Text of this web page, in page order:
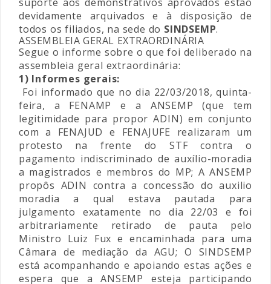
devidamente arquivados e à disposição de
todos os filiados, na sede do SINDSEMP.
ASSEMBLEIA GERAL EXTRAORDINÁRIA
Segue o informe sobre o que foi deliberado na
assembleia geral extraordinária:
1) Informes gerais:
Foi informado que no dia 22/03/2018, quinta-
feira, a FENAMP e a ANSEMP (que tem
legitimidade para propor ADIN) em conjunto
com a FENAJUD e FENAJUFE realizaram um
protesto na frente do STF contra o
pagamento indiscriminado de auxílio-moradia
a magistrados e membros do MP; A ANSEMP
propôs ADIN contra a concessão do auxilio
moradia a qual estava pautada para
julgamento exatamente no dia 22/03 e foi
arbitrariamente retirado de pauta pelo
Ministro Luiz Fux e encaminhada para uma
Câmara de mediação da AGU; O SINDSEMP
está acompanhando e apoiando estas ações e
espera que a ANSEMP esteja participando